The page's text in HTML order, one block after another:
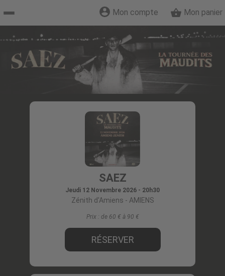
Accueil
billetterie
Mon panier
Mon compte
SAEZ
Jeudi 12 Novembre 2026 - 20h30
Zénith d'Amiens - AMIENS
Prix : de 60 € à 90
RÉSERVER